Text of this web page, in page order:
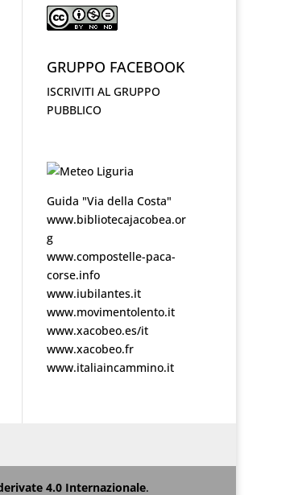
GRUPPO FACEBOOK
ISCRIVITI AL GRUPPO
PUBBLICO
Guida "Via della Costa"
www.bibliotecajacobea.or
g
www.compostelle-paca-
corse.info
www.iubilantes.it
www.movimentolento.it
www.xacobeo.es/it
www.xacobeo.fr
www.italiaincammino.it
4.0 Internazionale.